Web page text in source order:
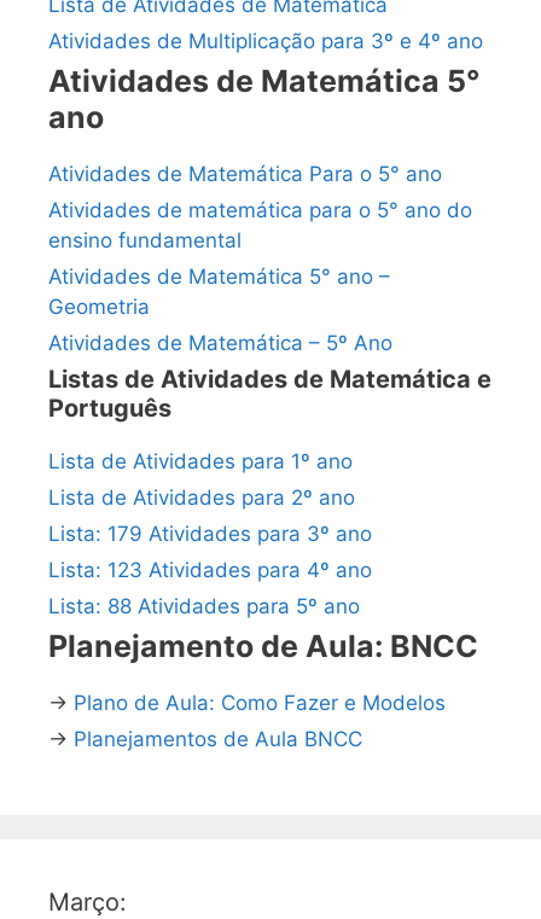
Lista de Atividades de Matemática
Atividades de Multiplicação para 3º e 4º ano
Atividades de Matemática 5°
ano
Atividades de Matemática Para o 5° ano
Atividades de matemática para o 5° ano do
ensino fundamental
Atividades de Matemática 5° ano –
Geometria
Atividades de Matemática – 5º Ano
Listas de Atividades de Matemática e
Português
Lista de Atividades para 1º ano
Lista de Atividades para 2º ano
Lista: 179 Atividades para 3º ano
Lista: 123 Atividades para 4º ano
Lista: 88 Atividades para 5º ano
Planejamento de Aula: BNCC
→ Plano de Aula: Como Fazer e Modelos
→ Planejamentos de Aula BNCC
Março: